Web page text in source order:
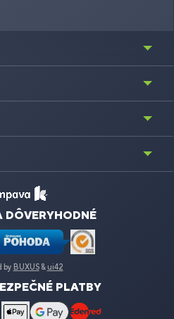
DÔVERYHODNÉ
by BUXUS& ui42
PLATBY